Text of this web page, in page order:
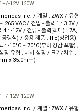
+/-12V 120W
Inc. / 계열 : ZWX / 유형
265 VAC / 전압 - 출력 1 : 3.3V
4 : -12V / 전류 - 출력(최대) :
랭식) / 응용 제품 : ITE(상업용
: -10°C ~ 70°C(부하 경감 포함
장 유형 : 섀시 실장 / 크기/치수
x 35.0mm)
+/-12V 120W
Inc. / 계열 : ZWX / 유형